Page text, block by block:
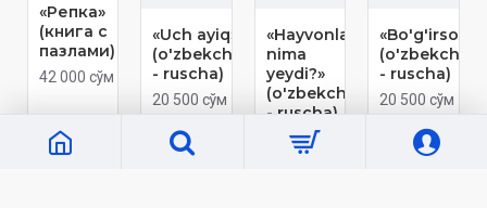
«Репка»
(книга с
пазлами)
42 000 сўм
«Uch ayiq»
(o'zbekcha
- ruscha)
20 500 сўм
«Hayvonlar
nima
yeydi?»
(o'zbekcha
- ruscha)
20 500 сўм
«Bo'g'irsoq»
(o'zbekcha
- ruscha)
20 500 сўм